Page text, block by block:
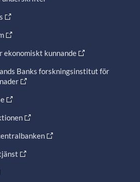
ekonomiskt kunnande
Banks forskningsinstitut för